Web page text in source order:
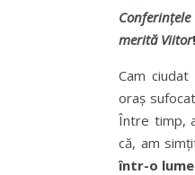
merită Viitor!
Cam
oraş
Între timp,
că, am
într-o